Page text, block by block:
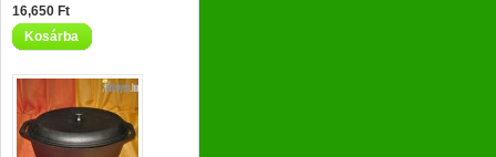
16,650 Ft
Kosárba